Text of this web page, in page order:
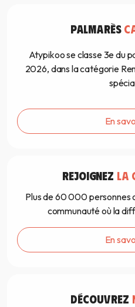
PALMARÈS
Atypikoo se classe 3e du
2026, dans la catégorie
En
REJOIGNEZ LA
Plus de 60 000 personnes
communauté où la
En
DÉCOUVREZ